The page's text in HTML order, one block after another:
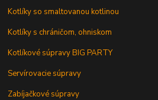
Kotlíky so smaltovanou kotlinou
Kotlíky s chráničom, ohniskom
Kotlíkové súpravy BIG PARTY
Servírovacie súpravy
Zabíjačkové súpravy